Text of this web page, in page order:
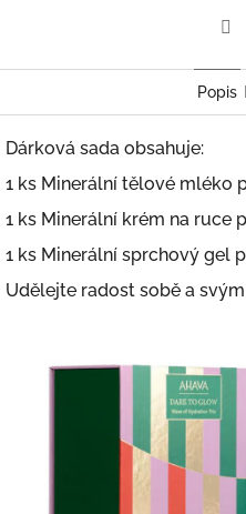
Popis
Dárková sada obsahuje:
1 ks Minerální tělové mléko
1 ks Minerální krém na ruce
1 ks Minerální sprchový gel
Udělejte radost sobě a